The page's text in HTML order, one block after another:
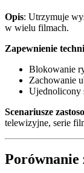
Opis: Utrzymuje
w wielu filmach.
Zapewnienie
Blokowanie
Zachowanie
Ujednolicony
Scenariusze
telewizyjne, serie
Porównanie